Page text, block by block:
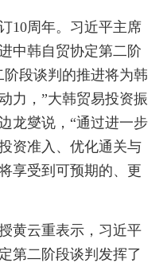
10周年。习近平主席
中韩自贸协定第二阶
段谈判的推进将为韩
力，”大韩贸易投资振
龙燮说，“通过进一步
资准入、优化通关与
享受到可预期的、更
黄云重表示，习近平
第二阶段谈判发挥了